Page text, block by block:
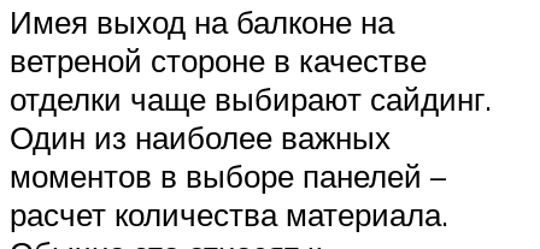
Имея выход на балконе на
ветреной стороне в качестве
отделки чаще выбирают сайдинг.
Один из наиболее важных
моментов в выборе панелей –
расчет количества материала.